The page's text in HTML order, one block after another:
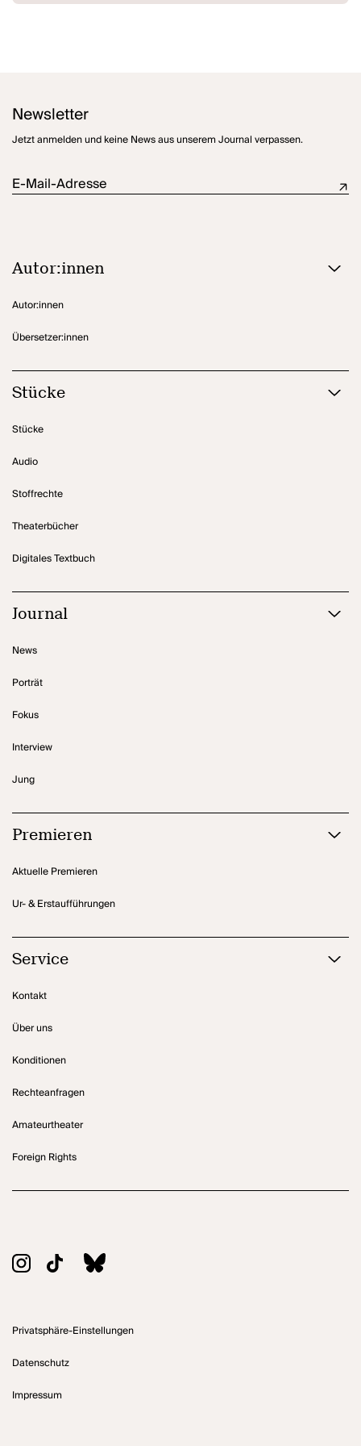
Resignation und der Schmerz. Wenn man nur handeln könnte.“
Newsletter
Jetzt anmelden und keine News aus unserem Journal verpassen.
E-Mail-Adresse
Autor:innen
Autor:innen
Übersetzer:innen
Stücke
Stücke
Audio
Stoffrechte
Theaterbücher
Digitales Textbuch
Journal
News
Porträt
Fokus
Interview
Jung
Premieren
Aktuelle Premieren
Ur- & Erstaufführungen
Service
Kontakt
Über uns
Konditionen
Rechteanfragen
Amateurtheater
Foreign Rights
Privatsphäre-Einstellungen
Datenschutz
Impressum